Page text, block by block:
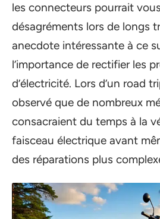
les connecteurs pourrait
désagréments lors de longs
anecdote intéressante à ce
l’importance de rectifier les
d’électricité. Lors d’un road
observé que de nombreux
consacraient du temps à la
faisceau électrique avant
des réparations plus